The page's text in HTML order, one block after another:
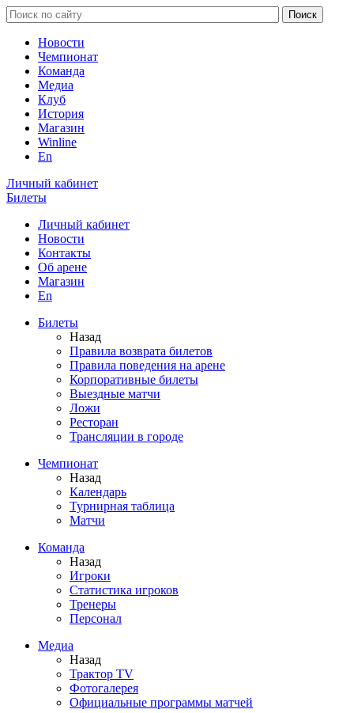
Новости
Чемпионат
Команда
Медиа
Клуб
История
Магазин
Winline
En
Личный кабинет
Билеты
Личный кабинет
Новости
Контакты
Об арене
Магазин
En
Билеты
Назад
Правила возврата билетов
Правила поведения на арене
Корпоративные билеты
Выездные матчи
Ложи
Ресторан
Трансляции в городе
Чемпионат
Назад
Календарь
Турнирная таблица
Матчи
Команда
Назад
Игроки
Статистика игроков
Тренеры
Персонал
Медиа
Назад
Трактор TV
Фотогалерея
Официальные программы матчей